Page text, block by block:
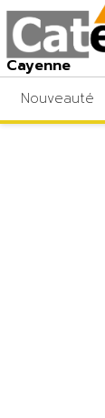
Cayenne
Nouveauté